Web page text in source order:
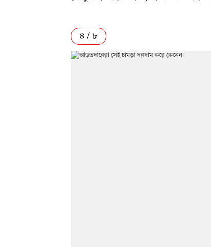
৪ / ৮